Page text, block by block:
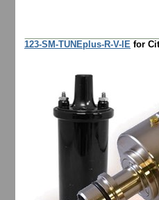
123-SM-TUNEplus-R-V-IE for